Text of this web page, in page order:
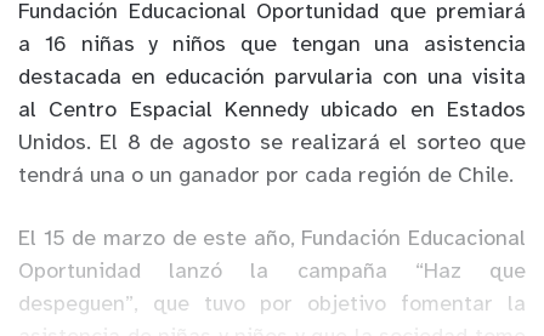
Fundación Educacional Oportunidad que premiará
a 16 niñas y niños que tengan una asistencia
destacada en educación parvularia con una visita
al Centro Espacial Kennedy ubicado en Estados
Unidos. El 8 de agosto se realizará el sorteo que
tendrá una o un ganador por cada región de Chile.
El 15 de marzo de este año, Fundación Educacional
Oportunidad lanzó la campaña “Haz que
despeguen”, que tuvo por objetivo fomentar la